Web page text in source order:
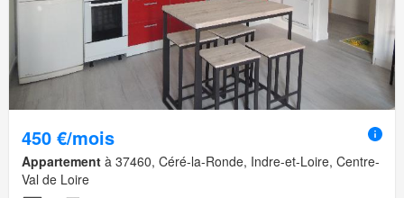
450 €/mois
Appartement à 37460, Céré-la-Ronde, Indre-et-Loire, Centre-
Val de Loire